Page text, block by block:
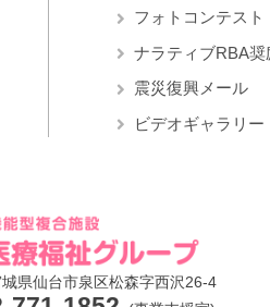
フォトコンテスト
ナラティブRBA奨
震災復興メール
ビデオギャラリー
県仙台市泉区松森字西沢26-4